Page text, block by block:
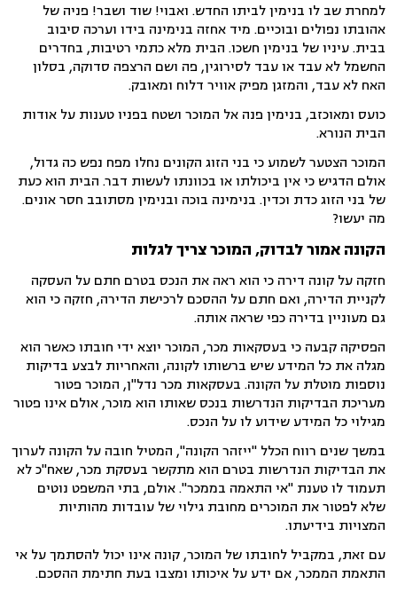
למחרת שב לו בנימין לביתו החדש. ואבוי! שוד ושבר! פניה של
אהובתו נפולים ובוכיים. מיד אחזה בנימינה בידו וערכה סיבוב
בבית. עיניו של בנימין חשכו. הבית מלא כתמי רטיבות, בחדרים
החשמל לא עבד או עבד לסירוגין, פה ושם הרצפה סדוקה, בסלון
האח לא עבד, והמזגן מפיק אוויר דלוח ומאובק.
כועס ומאוכזב, בנימין פנה אל המוכר ושטח בפניו טענות על אודות
הבית הנורא.
המוכר הצטער לשמוע כי בני הזוג הקונים נחלו מפח נפש כה גדול,
אולם הדגיש כי אין ביכולתו או בכוונתו לעשות דבר. הבית הוא כעת
של בני הזוג כדת וכדין. בנימינה בוכה ובנימין מסתובב חסר אונים.
מה יעשו?
הקונה אמור לבדוק, המוכר צריך לגלות
חזקה על קונה דירה כי הוא ראה את הנכס בטרם חתם על העסקה
לקניית הדירה, ואם חתם על ההסכם לרכישת הדירה, חזקה כי הוא
גם מעוניין בדירה כפי שראה אותה.
הפסיקה קבעה כי בעסקאות מכר, המוכר יוצא ידי חובתו כאשר הוא
מגלה את כל המידע שיש ברשותו לקונה, והאחריות לבצע בדיקות
נוספות מוטלת על הקונה. בעסקאות מכר נדל"ן, המוכר פטור
מעריכת הבדיקות הנדרשות בנכס שאותו הוא מוכר, אולם אינו פטור
מגילוי כל המידע שידוע לו על הנכס.
במשך שנים רווח הכלל "ייזהר הקונה", המטיל חובה על הקונה לערוך
את הבדיקות הנדרשות בטרם הוא מתקשר בעסקת מכר, שאח"כ לא
תעמוד לו טענת "אי התאמה בממכר". אולם, בתי המשפט נוטים
שלא לפטור את המוכרים מחובת גילוי של עובדות מהותיות
המצויות בידיעתו.
עם זאת, במקביל לחובתו של המוכר, קונה אינו יכול להסתמך על אי
התאמת הממכר, אם ידע על איכותו ומצבו בעת חתימת ההסכם.